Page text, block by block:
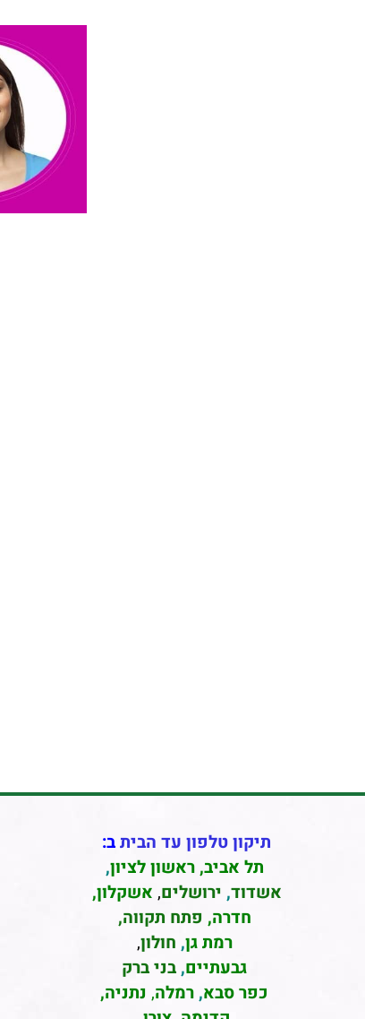
תיקון טלפון עד הביתב:
תל אביב, ראשון לציון,
אשדוד, ירושלים, אשקלון,
חדרה, פתח תקווה,
רמת גן, חולון,
גבעתיים, בני ברק
כפר סבא, רמלה, נתניה,